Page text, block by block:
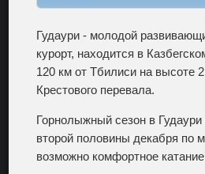
Гудаури - молодой
курорт, находится в
120 км от Тбилиси на высоте
Крестового перевала.
Горнолыжный сезон в
второй половины декабря по
возможно комфортное